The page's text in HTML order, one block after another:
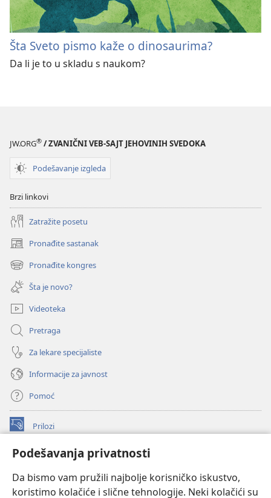
Podešavanja privatnosti
Da bismo vam pružili najbolje korisničko iskustvo,
koristimo kolačiće i slične tehnologije. Neki kolačići su
Šta Sveto pismo kaže o dinosaurima?
Da li je to u skladu s naukom?
JW.ORG® / ZVANIČNI VEB-SAJT JEHOVINIH SVEDOKA
Podešavanje izgleda
Brzi linkovi
Zatražite posetu
Pronađite sastanak
(otvara
novi
prozor)
Pronađite kongres
(otvara
novi
prozor)
Šta je novo?
Videoteka
Pretraga
Za lekare specijaliste
Informacije za javnost
Pomoć
Prilozi
(otvara
prozor)ONLAJN BIBLIOTEKA Watchtower
novi
prozor)JW Hub®
(otvara